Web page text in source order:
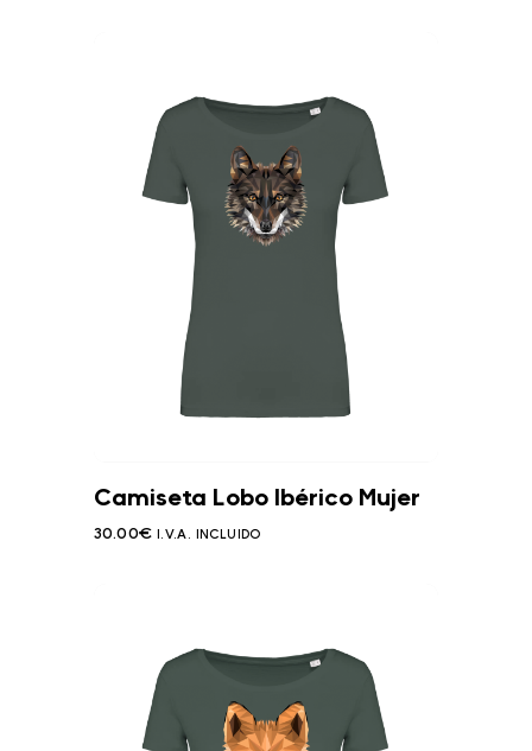
Camiseta Lobo Ibérico Mujer
30.00€ I.V.A. INCLUIDO